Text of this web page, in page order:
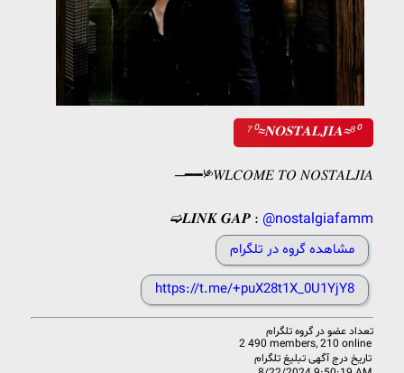
⁷⁰≈𝐍𝐎𝐒𝐓𝐀𝐋𝐉𝐈𝐀≈⁸⁰
─━━༯𝑊𝐿𝐶𝑂𝑀𝐸 𝑇𝑂 𝑁𝑂𝑆𝑇𝐴𝐿𝐽𝐼𝐴
➫𝑳𝑰𝑵𝑲 𝑮𝑨𝑷 : @nostalgiafamm
مشاهده گروه در تلگرام
https://t.me/+puX28t1X_0U1YjY8
تعداد عضو در گروه تلگرام
2 490 members, 210 online
تاریخ درج آگهی تبلیغ تلگرام